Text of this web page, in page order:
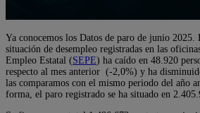
Ya conocemos los Datos de paro de junio 2025.
situación de desempleo registradas en las
Empleo Estatal (SEPE) ha caído en 48.920
respecto al mes anterior (-2,0%) y ha
las comparamos con el mismo periodo del año
forma, el paro registrado se ha situado en